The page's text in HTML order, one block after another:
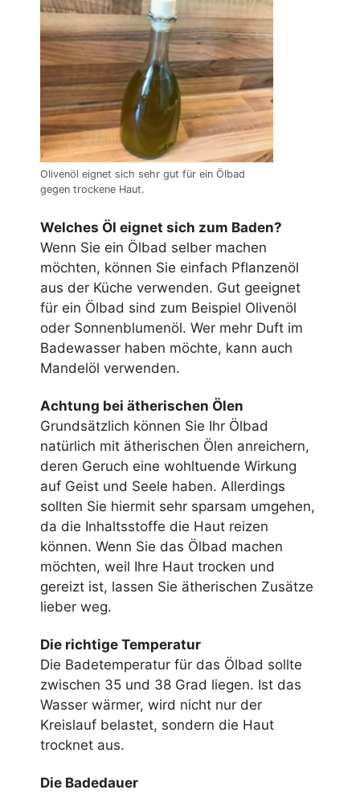
Olivenöl eignet sich sehr gut für ein Ölbad
gegen trockene Haut.
Welches Öl eignet sich zum Baden?
Wenn Sie ein Ölbad selber machen
möchten, können Sie einfach Pflanzenöl
aus der Küche verwenden. Gut geeignet
für ein Ölbad sind zum Beispiel Olivenöl
oder Sonnenblumenöl. Wer mehr Duft im
Badewasser haben möchte, kann auch
Mandelöl verwenden.
Achtung bei ätherischen Ölen
Grundsätzlich können Sie Ihr Ölbad
natürlich mit ätherischen Ölen anreichern,
deren Geruch eine wohltuende Wirkung
auf Geist und Seele haben. Allerdings
sollten Sie hiermit sehr sparsam umgehen,
da die Inhaltsstoffe die Haut reizen
können. Wenn Sie das Ölbad machen
möchten, weil Ihre Haut trocken und
gereizt ist, lassen Sie ätherischen Zusätze
lieber weg.
Die richtige Temperatur
Die Badetemperatur für das Ölbad sollte
zwischen 35 und 38 Grad liegen. Ist das
Wasser wärmer, wird nicht nur der
Kreislauf belastet, sondern die Haut
trocknet aus.
Die Badedauer